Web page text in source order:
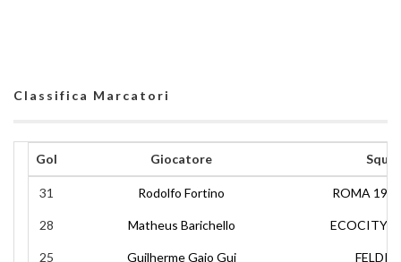
Classifica Marcatori
Gol Giocatore
31 Rodolfo Fortino ROMA
28 Matheus Barichello ECOCITY
25 Guilherme Gaio Gui FELDI